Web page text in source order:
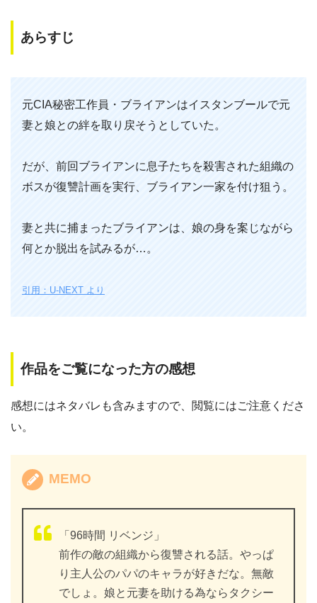
あらすじ
元CIA秘密工作員・ブライアンはイスタンブールで元
妻と娘との絆を取り戻そうとしていた。
だが、前回ブライアンに息子たちを殺害された組織の
ボスが復讐計画を実行、ブライアン一家を付け狙う。
妻と共に捕まったブライアンは、娘の身を案じながら
何とか脱出を試みるが…。
引用：U-NEXT より
作品をご覧になった方の感想
感想にはネタバレも含みますので、閲覧にはご注意くださ
い。
MEMO
「96時間 リベンジ」
前作の敵の組織から復讐される話。やっぱ
り主人公のパパのキャラが好きだな。無敵
でしょ。娘と元妻を助ける為ならタクシー